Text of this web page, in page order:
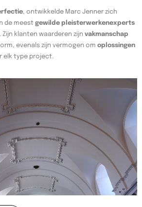
, ontwikkelde Marc Jenner zich
de meest gewilde pleisterwerkenexperts
klanten waarderen zijn vakmanschap
evenals zijn vermogen om oplossingen
elk type project.